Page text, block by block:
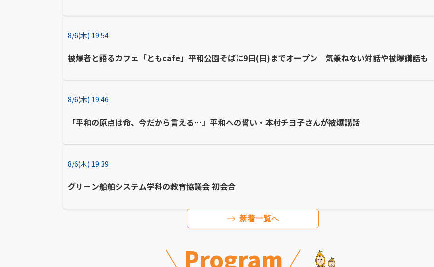
8/6(木) 19:54
被爆者と語るカフェ「ともcafe」平和公園そばに9日(日)までオープン 気兼ねない対話や被爆講話も
8/6(木) 19:46
「平和の原点は命、今だから言える…」平和への誓い・本村チヨ子さんが被爆講話
8/6(木) 19:39
グリーン船舶システム学科の教育協議会 初会合
新着一覧へ
Program